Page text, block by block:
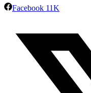
Facebook 11K